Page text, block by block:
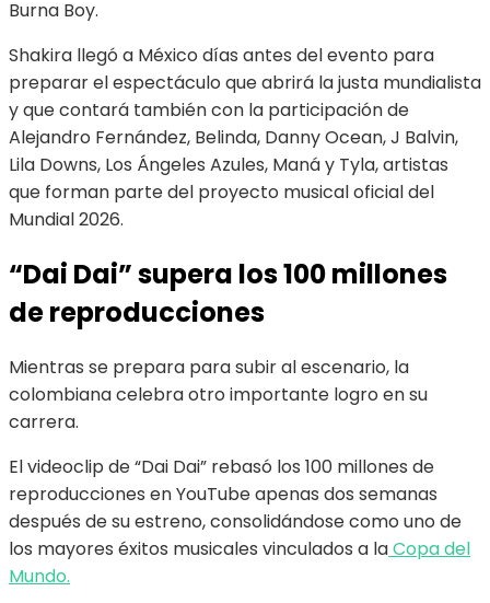
Burna Boy.
Shakira llegó a México días antes del evento para
preparar el espectáculo que abrirá la justa mundialista
y que contará también con la participación de
Alejandro Fernández, Belinda, Danny Ocean, J Balvin,
Lila Downs, Los Ángeles Azules, Maná y Tyla, artistas
que forman parte del proyecto musical oficial del
Mundial 2026.
“Dai Dai” supera los 100 millones
de reproducciones
Mientras se prepara para subir al escenario, la
colombiana celebra otro importante logro en su
carrera.
El videoclip de “Dai Dai” rebasó los 100 millones de
reproducciones en YouTube apenas dos semanas
después de su estreno, consolidándose como uno de
los mayores éxitos musicales vinculados a laCopa del
Mundo.